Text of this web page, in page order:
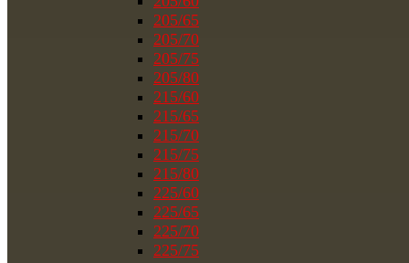
205/65
205/70
205/75
205/80
215/60
215/65
215/70
215/75
215/80
225/60
225/65
225/70
225/75